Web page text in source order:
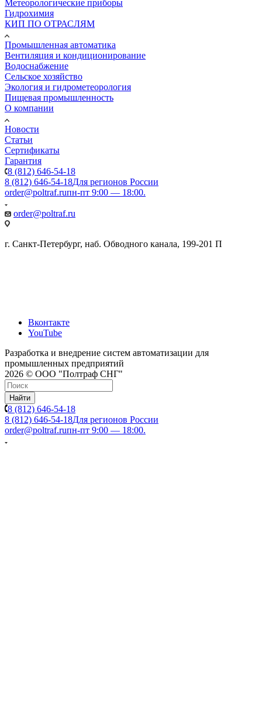
Метеорологические приборы
Гидрохимия
КИП ПО ОТРАСЛЯМ
Промышленная автоматика
Вентиляция и кондиционирование
Водоснабжение
Сельское хозяйство
Экология и гидрометеорология
Пищевая промышленность
О компании
Новости
Статьи
Сертификаты
Гарантия
8 (812) 646-54-18
8 (812) 646-54-18Для регионов России
order@poltraf.ruпн-пт 9:00 — 18:00.
order@poltraf.ru
г. Санкт-Петербург, наб. Обводного канала, 199-201 П
Вконтакте
YouTube
Разработка и внедрение систем автоматизации для
промышленных предприятий
2026 © ООО "Полтраф СНГ"
Найти
8 (812) 646-54-18
8 (812) 646-54-18Для регионов России
order@poltraf.ruпн-пт 9:00 — 18:00.